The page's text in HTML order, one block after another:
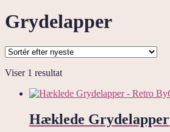
Grydelapper
Viser 1 resultat
Hæklede Grydelapper